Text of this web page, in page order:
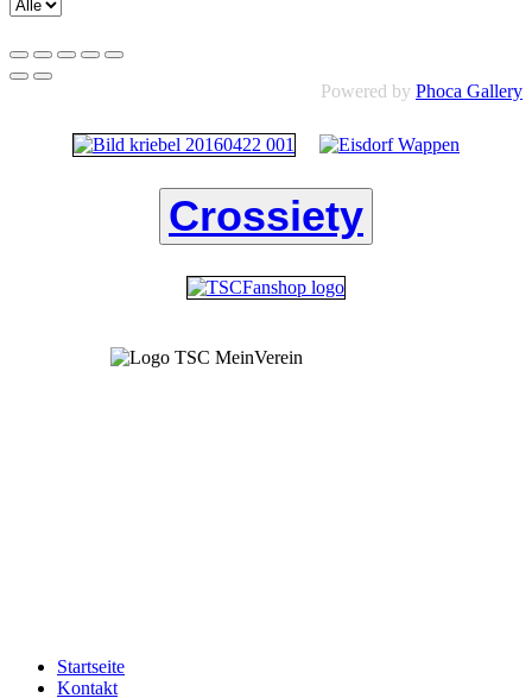
Powered by Phoca Gallery
Crossiety
Startseite
Kontakt